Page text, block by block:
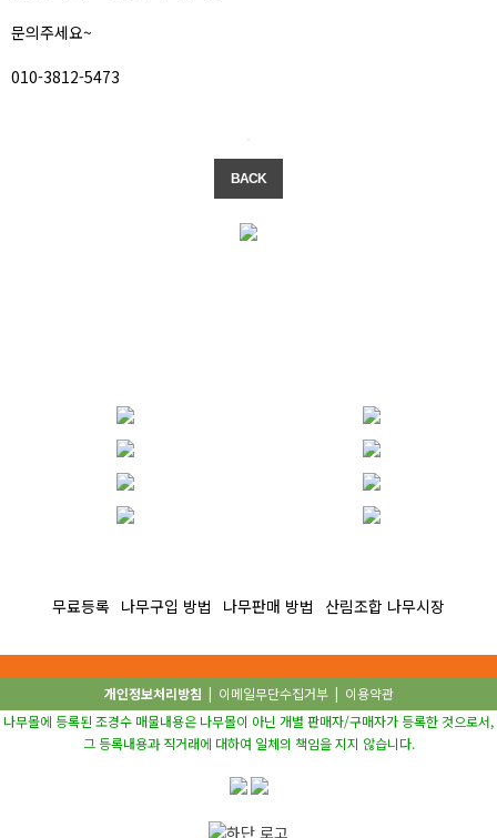
문의주세요~
010-3812-5473
무료등록 나무구입 방법 나무판매 방법 산림조합 나무시장
개인정보처리방침 | 이메일무단수집거부| 이용약관
나무몰에 등록된 조경수 매물내용은 나무몰이 아닌 개별 판매자/구매자가 등록한 것으로서,
그 등록내용과 직거래에 대하여 일체의 책임을 지지 않습니다.